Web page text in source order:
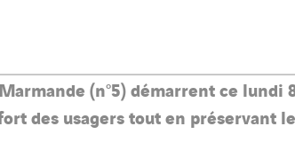
(n°5) démarrent ce
des usagers tout en préservant